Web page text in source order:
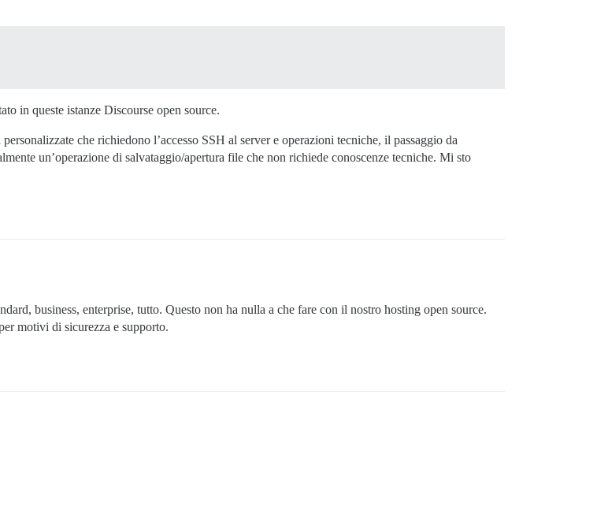
in queste istanze Discourse open source.
che richiedono l’accesso SSH al server e operazioni tecniche, il passaggio da
un’operazione di salvataggio/apertura file che non richiede conoscenze tecniche. Mi sto
business, enterprise, tutto. Questo non ha nulla a che fare con il nostro hosting open source.
motivi di sicurezza e supporto.